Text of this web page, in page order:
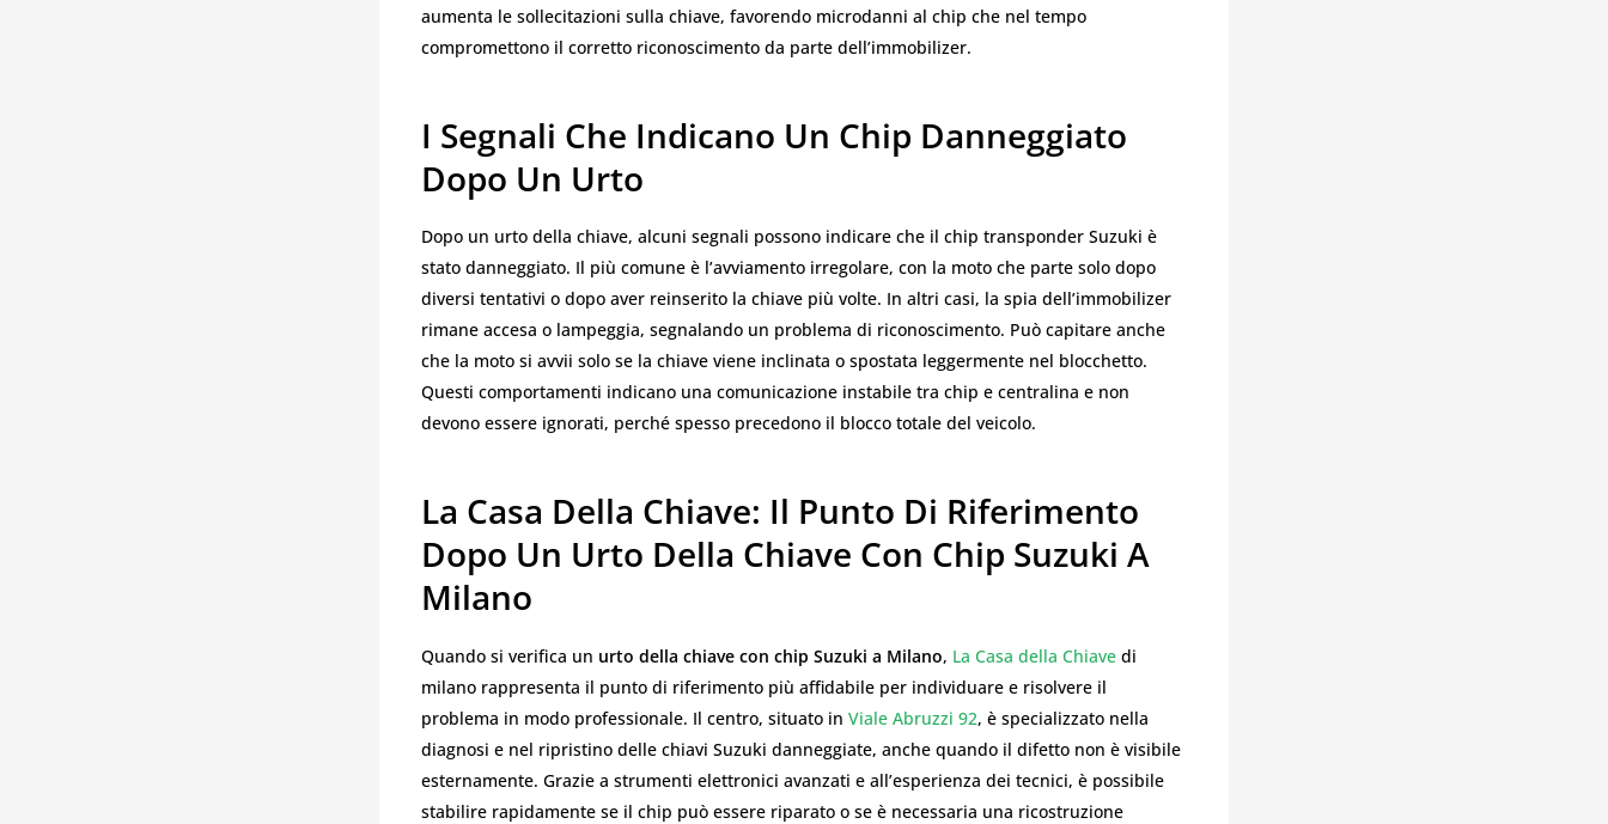
aumenta le sollecitazioni sulla chiave, favorendo microdanni al chip che nel tempo
compromettono il corretto riconoscimento da parte dell’immobilizer.
I Segnali Che Indicano Un Chip Danneggiato
Dopo Un Urto
Dopo un urto della chiave, alcuni segnali possono indicare che il chip transponder Suzuki è
stato danneggiato. Il più comune è l’avviamento irregolare, con la moto che parte solo dopo
diversi tentativi o dopo aver reinserito la chiave più volte. In altri casi, la spia dell’immobilizer
rimane accesa o lampeggia, segnalando un problema di riconoscimento. Può capitare anche
che la moto si avvii solo se la chiave viene inclinata o spostata leggermente nel blocchetto.
Questi comportamenti indicano una comunicazione instabile tra chip e centralina e non
devono essere ignorati, perché spesso precedono il blocco totale del veicolo.
La Casa Della Chiave: Il Punto Di Riferimento
Dopo Un Urto Della Chiave Con Chip Suzuki A
Milano
Quando si verifica un urto della chiave con chip Suzuki a Milano, La Casa della Chiave di
milano rappresenta il punto di riferimento più affidabile per individuare e risolvere il
problema in modo professionale. Il centro, situato in Viale Abruzzi 92, è specializzato nella
diagnosi e nel ripristino delle chiavi Suzuki danneggiate, anche quando il difetto non è visibile
esternamente. Grazie a strumenti elettronici avanzati e all’esperienza dei tecnici, è possibile
stabilire rapidamente se il chip può essere riparato o se è necessaria una ricostruzione